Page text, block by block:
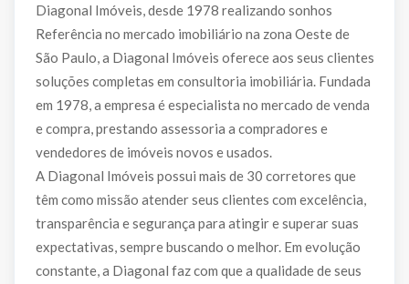
Diagonal Imóveis, desde 1978 realizando sonhos
Referência no mercado imobiliário na zona Oeste de
São Paulo, a Diagonal Imóveis oferece aos seus clientes
soluções completas em consultoria imobiliária. Fundada
em 1978, a empresa é especialista no mercado de venda
e compra, prestando assessoria a compradores e
vendedores de imóveis novos e usados.
A Diagonal Imóveis possui mais de 30 corretores que
têm como missão atender seus clientes com excelência,
transparência e segurança para atingir e superar suas
expectativas, sempre buscando o melhor. Em evolução
constante, a Diagonal faz com que a qualidade de seus